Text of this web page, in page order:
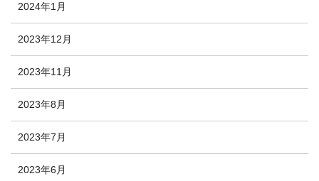
2024年1月
2023年12月
2023年11月
2023年8月
2023年7月
2023年6月